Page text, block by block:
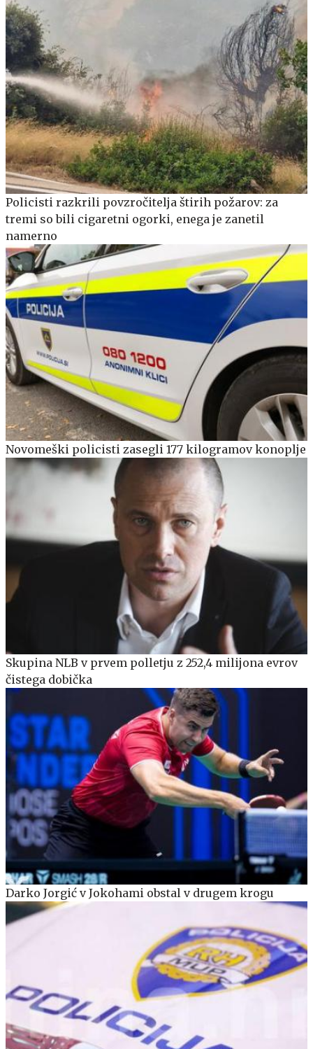
Policisti razkrili povzročitelja štirih požarov: za
tremi so bili cigaretni ogorki, enega je zanetil
namerno
Novomeški policisti zasegli 177 kilogramov konoplje
Skupina NLB v prvem polletju z 252,4 milijona evrov
čistega dobička
Darko Jorgić v Jokohami obstal v drugem krogu